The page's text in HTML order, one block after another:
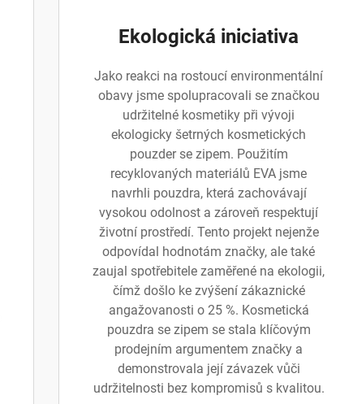
Ekologická iniciativa
Jako reakci na rostoucí environmentální
obavy jsme spolupracovali se značkou
udržitelné kosmetiky při vývoji
ekologicky šetrných kosmetických
pouzder se zipem. Použitím
recyklovaných materiálů EVA jsme
navrhli pouzdra, která zachovávají
vysokou odolnost a zároveň respektují
životní prostředí. Tento projekt nejenže
odpovídal hodnotám značky, ale také
zaujal spotřebitele zaměřené na ekologii,
čímž došlo ke zvýšení zákaznické
angažovanosti o 25 %. Kosmetická
pouzdra se zipem se stala klíčovým
prodejním argumentem značky a
demonstrovala její závazek vůči
udržitelnosti bez kompromisů s kvalitou.